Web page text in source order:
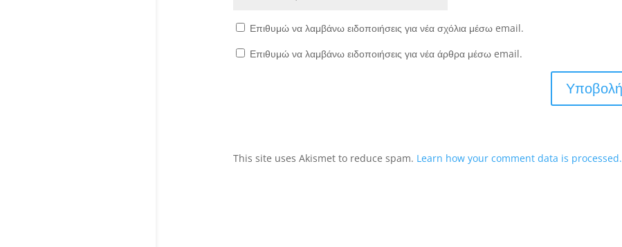
Επιθυμώ να λαμβάνω ειδοποιήσεις για νέα σχόλια μέσω email.
Επιθυμώ να λαμβάνω ειδοποιήσεις για νέα άρθρα μέσω email.
This site uses Akismet to reduce spam. Learn how your comment data is processed.